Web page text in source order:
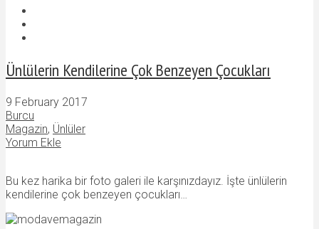
Ünlülerin Kendilerine Çok Benzeyen Çocukları
9 February 2017
Burcu
Magazin, Ünlüler
Yorum Ekle
Bu kez harika bir foto galeri ile karşınızdayız. İşte ünlülerin
kendilerine çok benzeyen çocukları…